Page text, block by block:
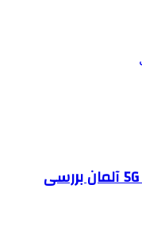
قطعات چینی در شبکه‌های 5G آلمان بررسی